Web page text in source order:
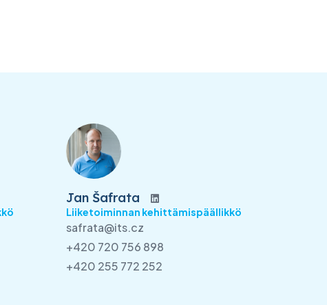
Jan Šafrata
Liiketoiminnan kehittämispäällikkö
safrata@its.cz
+420 720 756 898
+420 255 772 252